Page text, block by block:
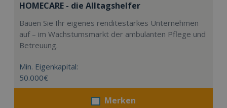
HOMECARE - die Alltagshelfer
Bauen Sie Ihr eigenes renditestarkes Unternehmen
auf – im Wachstumsmarkt der ambulanten Pflege und
Betreuung.
Min. Eigenkapital:
50.000€
Merken